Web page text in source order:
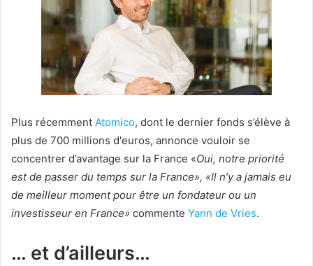
Plus récemment Atomico, dont le dernier fonds s’élève à
plus de 700 millions d'euros, annonce vouloir se
concentrer d’avantage sur la France «Oui, notre priorité
est de passer du temps sur la France», «Il n’y a jamais eu
de meilleur moment pour être un fondateur ou un
investisseur en France» commente Yann de Vries.
… et d’ailleurs…